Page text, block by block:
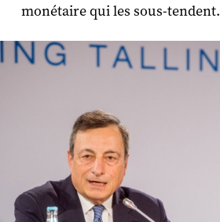
monétaire qui les sous-tendent.